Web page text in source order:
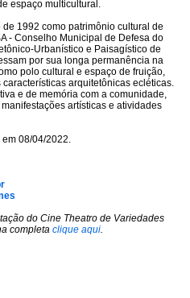
espaço multicultural.
1992 como patrimônio cultural de
- Conselho Municipal de Defesa do
Urbanístico e Paisagístico de
por sua longa permanência na
polo cultural e espaço de fruição,
arquitetônicas ecléticas.
e de memória com a comunidade,
artísticas e atividades
08/04/2022.
do Cine Theatro de Variedades
completa clique aqui